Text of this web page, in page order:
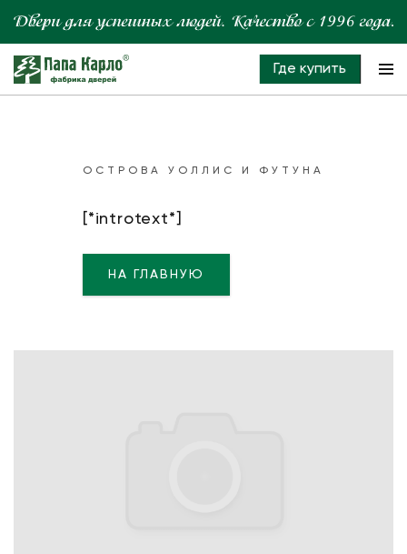
Где купить
ОСТРОВА УОЛЛИС И ФУТУНА
[*introtext*]
НА ГЛАВНУЮ